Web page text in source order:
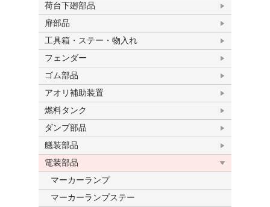
荷台下廻部品
扉部品
工具箱・ステー・物入れ
フェンダー
ゴム部品
アオリ補助装置
燃料タンク
ダンプ部品
艤装部品
電装部品
マーカーランプ
マーカーランプステー